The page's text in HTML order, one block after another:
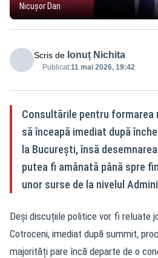
Nicușor Dan
Scris de Ionuț Nichita
Publicat:11 mai 2026, 19:42
Consultările pentru formarea
să înceapă imediat după
la București, însă
putea fi amânată până spre
unor surse de la nivelul
Deși discuțiile politice vor fi reluate
Cotroceni, imediat după summit,
majorități pare încă departe de o